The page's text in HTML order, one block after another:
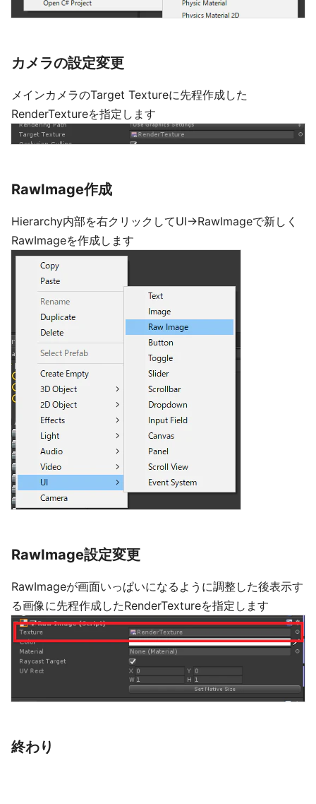
カメラの設定変更
メインカメラのTarget Textureに先程作成した
RenderTextureを指定します
RawImage作成
Hierarchy内部を右クリックしてUI→RawImageで新しく
RawImageを作成します
RawImage設定変更
RawImageが画面いっぱいになるように調整した後表示す
る画像に先程作成したRenderTextureを指定します
終わり